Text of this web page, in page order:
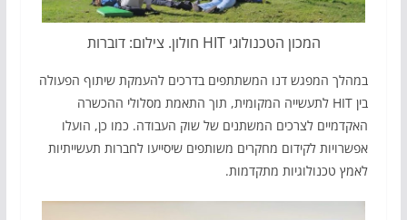
המכון הטכנולוגי HIT חולון. צילום: דוברות
במהלך המפגש דנו המשתתפים בדרכים להעמקת שיתוף הפעולה
בין HIT לתעשייה המקומית, תוך התאמת מסלולי ההכשרה
האקדמיים לצרכים המשתנים של שוק העבודה. כמו כן, הועלו
אפשרויות לקידום מחקרים משותפים שיסייעו לחברות תעשייתיות
לאמץ טכנולוגיות מתקדמות.